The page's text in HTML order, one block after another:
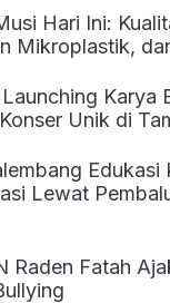
Hari Ini:
Mikroplastik,
Karya
Unik di
Edukasi
Lewat
Raden Fatah